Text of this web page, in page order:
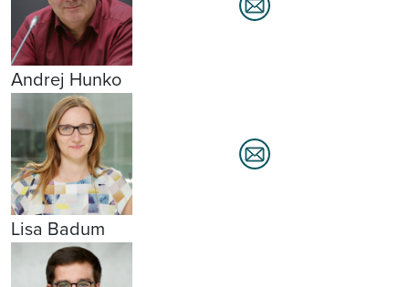
Andrej Hunko
Lisa Badum